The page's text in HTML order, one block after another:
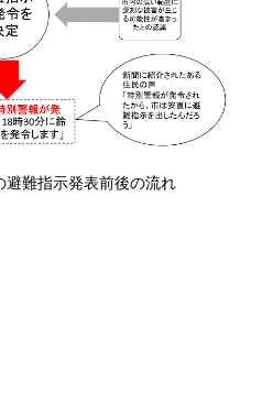
避難指示発表前後の流れ